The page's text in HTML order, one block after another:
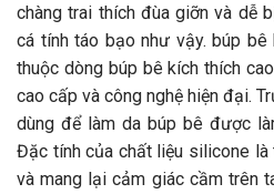
chàng trai thích đùa giỡn và dễ
cá tính táo bạo như vậy. búp bê
thuộc dòng búp bê kích thích
cao cấp và công nghệ hiện đại.
dùng để làm da búp bê được
Đặc tính của chất liệu silicone
và mang lại cảm giác cầm trên